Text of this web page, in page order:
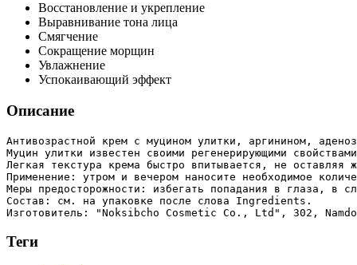
Восстановление и укрепление
Выравнивание тона лица
Смягчение
Сокращение морщин
Увлажнение
Успокаивающий эффект
Описание
Антивозрастной крем с муцином улитки, аргинином,
Муцин улитки известен своими регенерирующими
Легкая текстура крема быстро впитывается, не
Применение: утром и вечером наносите необходимое
Меры предосторожности: избегать попадания в глаза, в
Состав: см. на упаковке после слова Ingredients.
Теги